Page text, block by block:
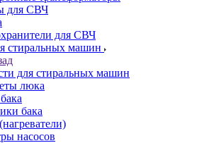
для СВЧ
для СВЧ
стиральных машин
для стиральных машин
люка
бака
насосов